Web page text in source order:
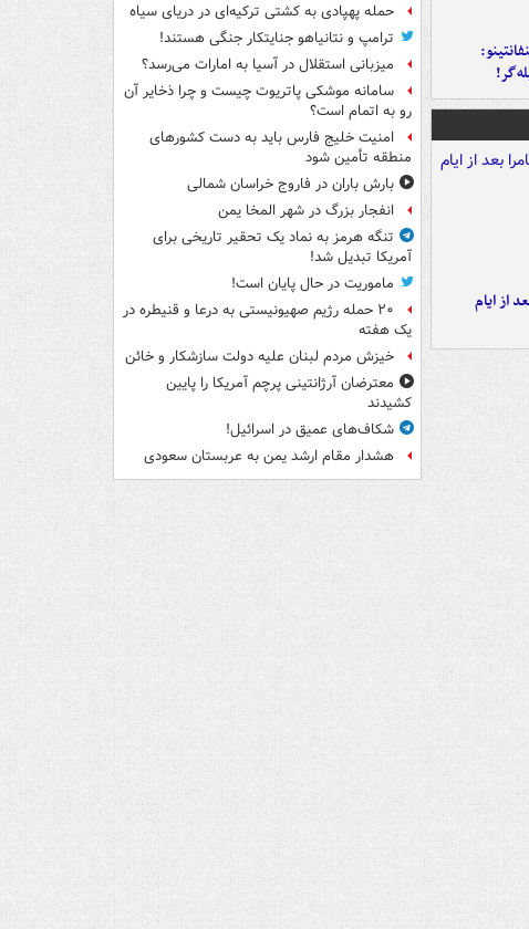
از ایام
حمله پهپادی به کشتی ترکیه‌ای در دریای سیاه
ترامپ و نتانیاهو جنایتکار جنگی هستند!
میزبانی استقلال در آسیا به امارات می‌رسد؟
سامانه موشکی پاتریوت چیست و چرا ذخایر آن
رو به اتمام است؟
امنیت خلیج فارس باید به دست کشورهای
منطقه تأمین شود
بارش باران در فاروج خراسان شمالی
انفجار بزرگ در شهر المخا یمن
تنگه هرمز به نماد یک تحقیر تاریخی برای
آمریکا تبدیل شد!
ماموریت در حال پایان است!
۲۰ حمله رژیم صهیونیستی به درعا و قنیطره در
یک هفته
خیزش مردم لبنان علیه دولت سازشکار و خائن
معترضان آرژانتینی پرچم آمریکا را پایین
کشیدند
شکاف‌های عمیق در اسرائیل!
هشدار مقام ارشد یمن به عربستان سعودی